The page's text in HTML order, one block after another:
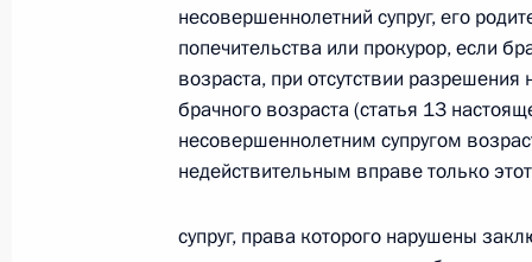
Федеральный закон от
О внесении изменения в статью 2
26 июля 2026 года
несовершеннолетний супруг, его
попечительства или прокурор, если
возраста, при отсутствии
брачного возраста (статья 13
несовершеннолетним супругом
недействительным вправе только этот
супруг, права которого нарушены